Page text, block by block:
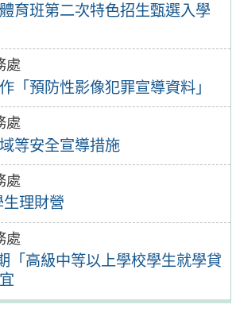
育班第二次特色招生甄選入學
處
「預防性影像犯罪宣導資料」
處
等安全宣導措施
處
理財營
處
「高級中等以上學校學生就學貸